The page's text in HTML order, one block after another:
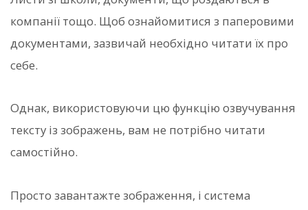
компанії тощо. Щоб ознайомитися з паперовими
документами, зазвичай необхідно читати їх про
себе.
Однак, використовуючи цю функцію озвучування
тексту із зображень, вам не потрібно читати
самостійно.
Просто завантажте зображення, і система